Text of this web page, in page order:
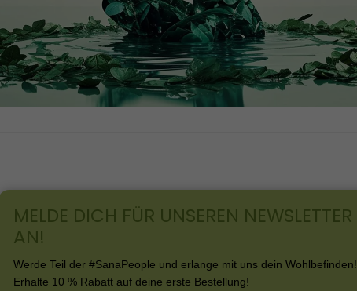
MELDE DICH FÜR UNSEREN NEWSLETTER
AN!
Werde Teil der #SanaPeople und erlange mit uns dein Wohlbefinden!
Erhalte 10 % Rabatt auf deine erste Bestellung!